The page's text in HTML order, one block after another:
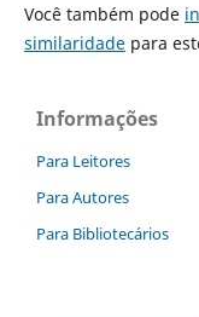
Você também pode
similaridadepara
Informações
Para Leitores
Para Autores
Para Bibliotecários